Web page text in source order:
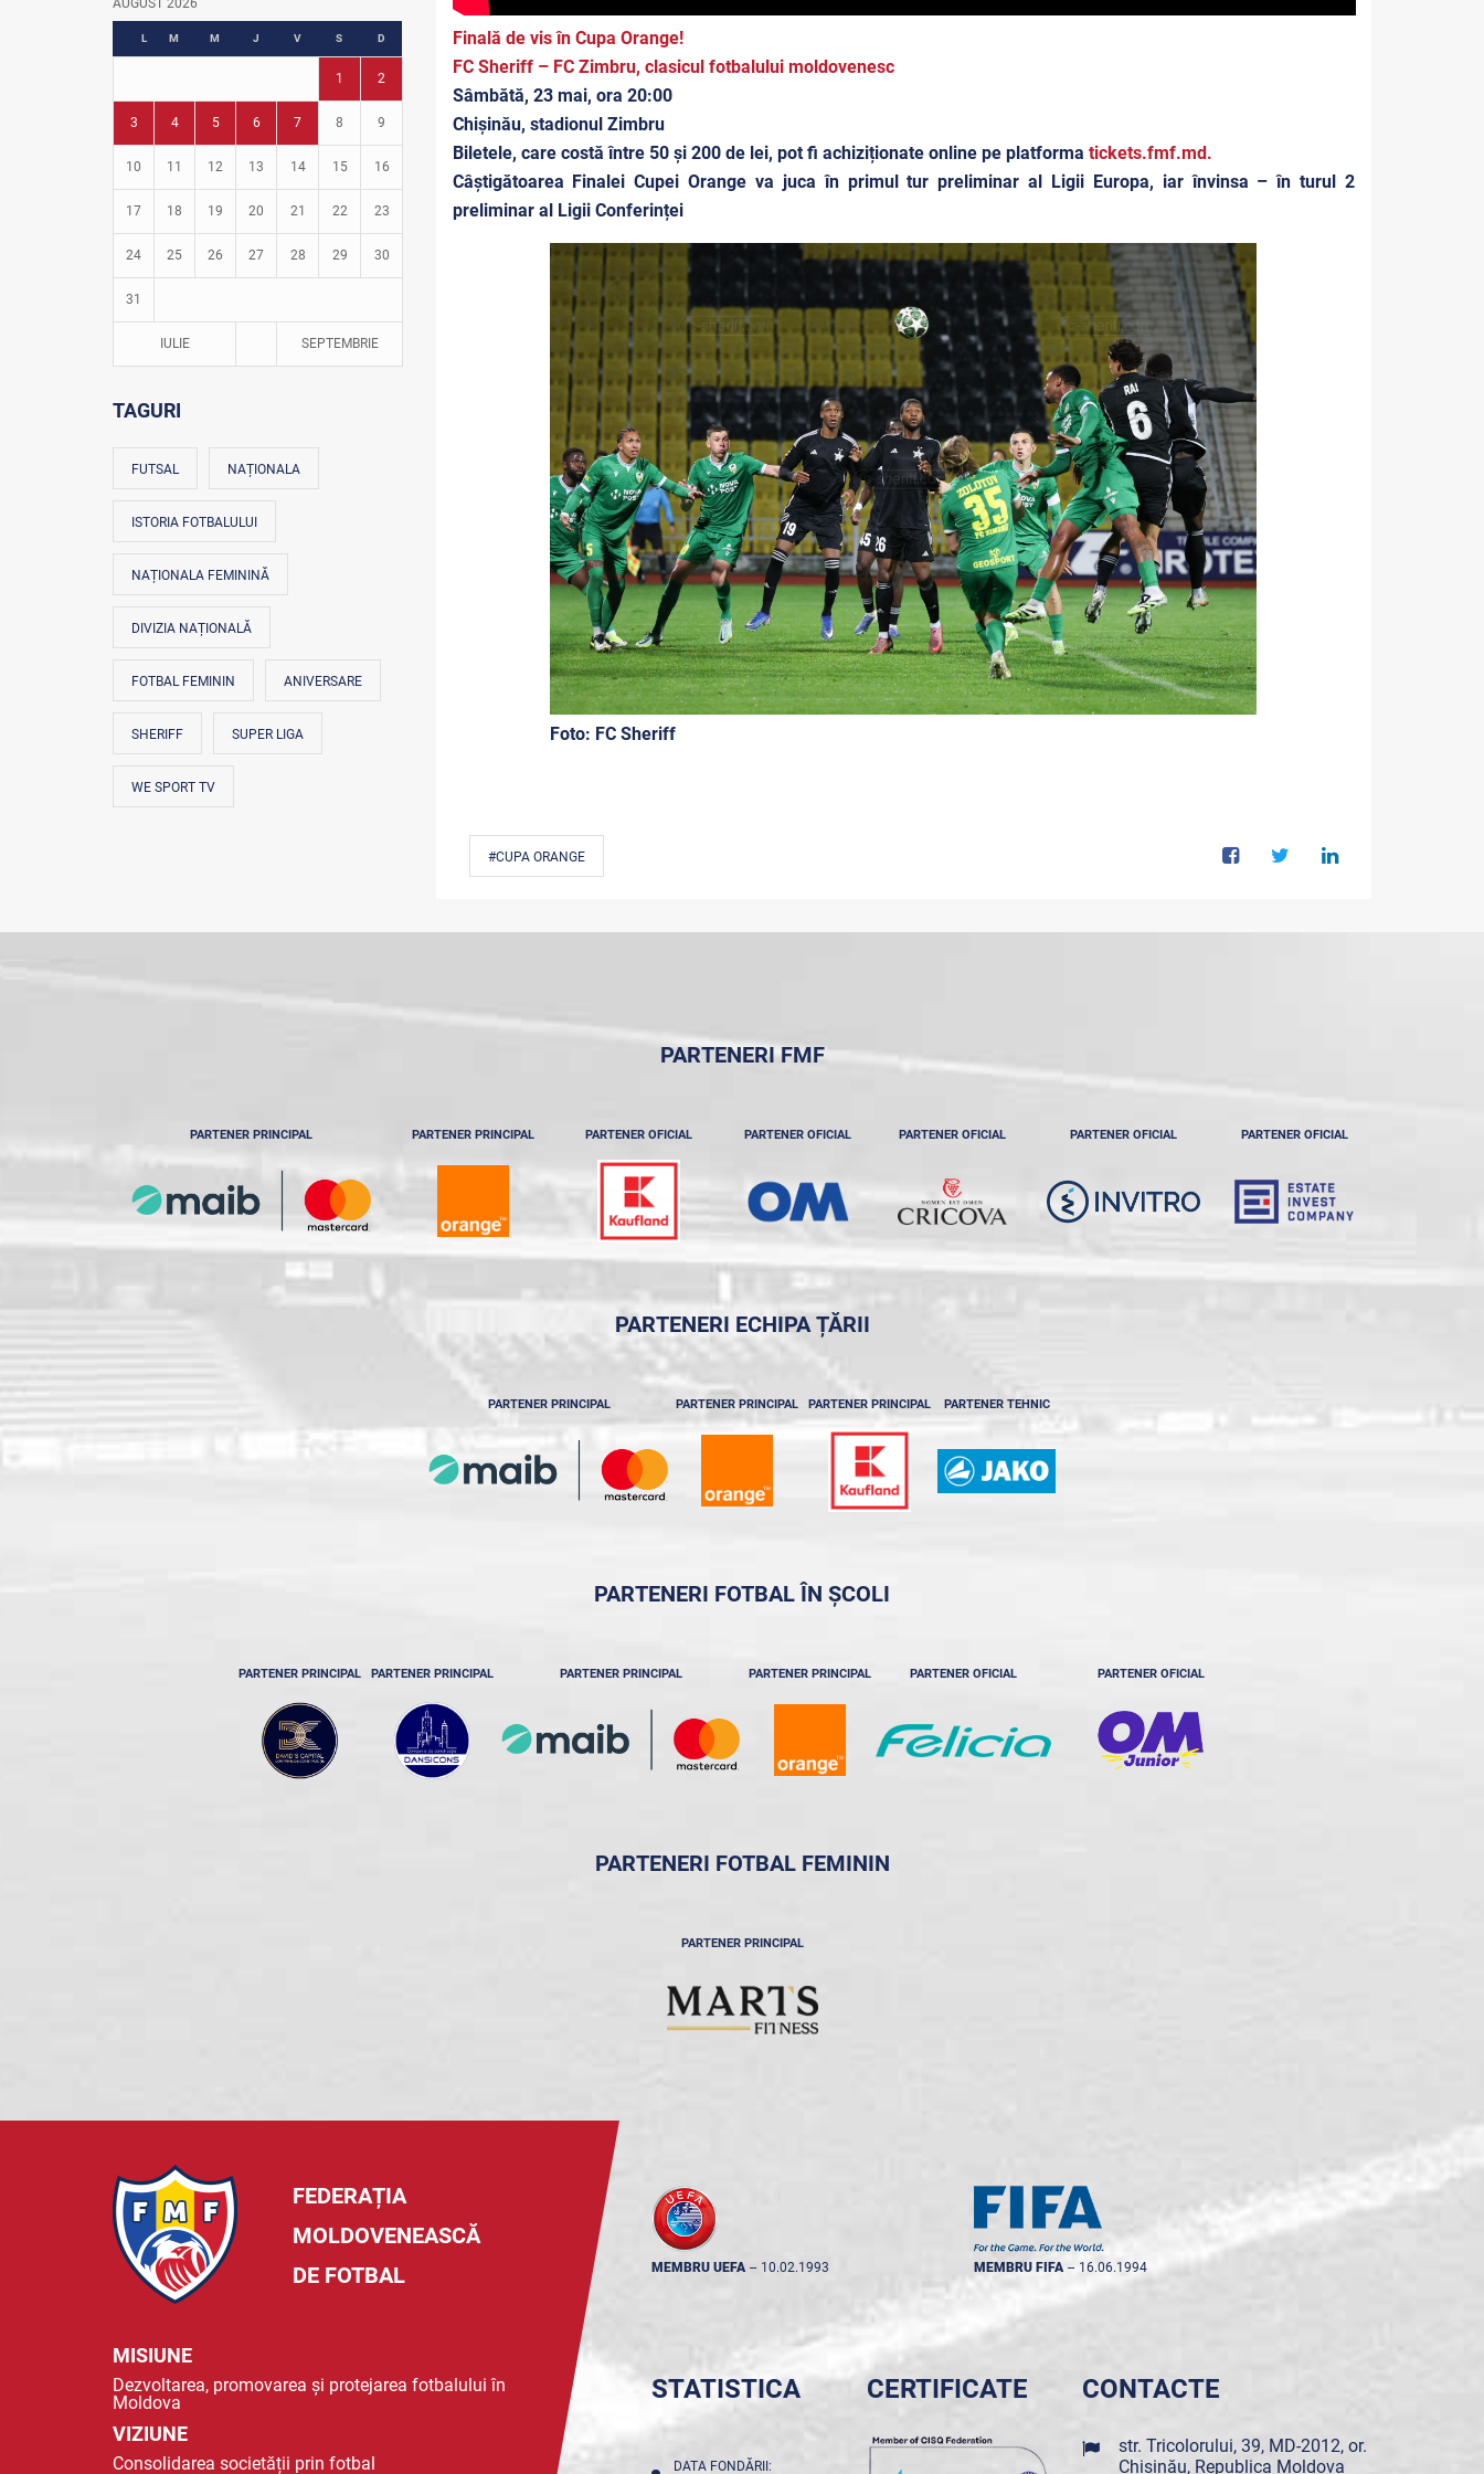
Fotbal în grădinițe
AUGUST 2026
L M M J V S D
1 2
3 4 5 6 7 8 9
10 11 12 13 14 15 16
17 18 19 20 21 22 23
24 25 26 27 28 29 30
31
IULIE SEPTEMBRIE
TAGURI
FUTSAL NAȚIONALA
ISTORIA FOTBALULUI
NAȚIONALA FEMININĂ
DIVIZIA NAȚIONALĂ
FOTBAL FEMININ ANIVERSARE
SHERIFF SUPER LIGA
WE SPORT TV
Finală de vis în Cupa Orange!
FC Sheriff – FC Zimbru, clasicul fotbalului moldovenesc
Sâmbătă, 23 mai, ora 20:00
Chișinău, stadionul Zimbru
Biletele, care costă între 50 și 200 de lei, pot fi achiziționate online pe platforma tickets.fmf.md.
Câștigătoarea Finalei Cupei Orange va juca în primul tur preliminar al Ligii Europa, iar învinsa – în turul 2
preliminar al Ligii Conferinței
Foto: FC Sheriff
#CUPA ORANGE
PARTENERI FMF
PARTENER PRINCIPAL PARTENER PRINCIPAL PARTENER OFICIAL PARTENER OFICIAL PARTENER OFICIAL PARTENER OFICIAL PARTENER OFICIAL
PARTENERI ECHIPA ȚĂRII
PARTENER PRINCIPAL PARTENER PRINCIPAL PARTENER PRINCIPAL PARTENER TEHNIC
PARTENERI FOTBAL ÎN ȘCOLI
PARTENER PRINCIPAL PARTENER PRINCIPAL PARTENER PRINCIPAL PARTENER PRINCIPAL PARTENER OFICIAL PARTENER OFICIAL
PARTENERI FOTBAL FEMININ
PARTENER PRINCIPAL
FEDERAȚIA
MOLDOVENEASCĂ
DE FOTBAL
MISIUNE
Dezvoltarea, promovarea și protejarea fotbalului în
Moldova
VIZIUNE
Consolidarea societății prin fotbal
MEMBRU UEFA -- 10.02.1993 MEMBRU FIFA -- 16.06.1994
STATISTICA
DATA FONDĂRII:
CERTIFICATE CONTACTE
str. Tricolorului, 39, MD-2012, or.
Chișinău, Republica Moldova